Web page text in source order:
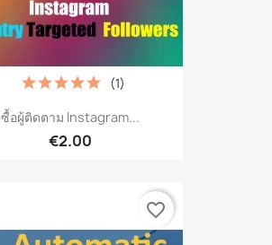
ซื้อผู้ติดตาม Instagram...
€2.00
(1)
favorite_border